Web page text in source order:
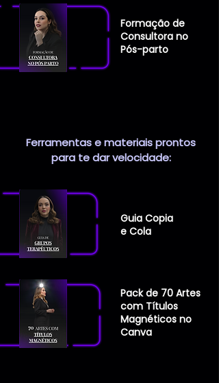
Formação de
Consultora no
Pós-parto
Ferramentas e materiais prontos
para te dar velocidade:
Guia Copia
e Cola
Pack de 70 Artes
com Títulos
Magnéticos no
Canva